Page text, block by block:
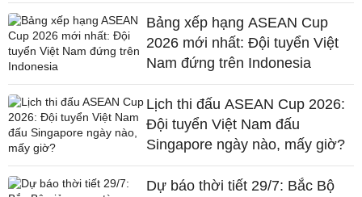
Bảng xếp hạng ASEAN Cup
2026 mới nhất: Đội tuyển Việt
Nam đứng trên Indonesia
Lịch thi đấu ASEAN Cup 2026:
Đội tuyển Việt Nam đấu
Singapore ngày nào, mấy giờ?
Dự báo thời tiết 29/7: Bắc Bộ